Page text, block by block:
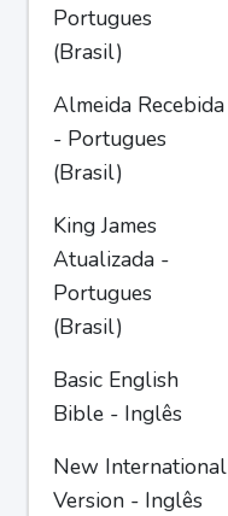
Portugues
(Brasil)
Almeida Recebida
- Portugues
(Brasil)
King James
Atualizada -
Portugues
(Brasil)
Basic English
Bible - Inglês
New International
Version - Inglês